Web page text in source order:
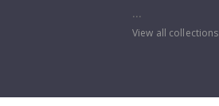
...
View all collections